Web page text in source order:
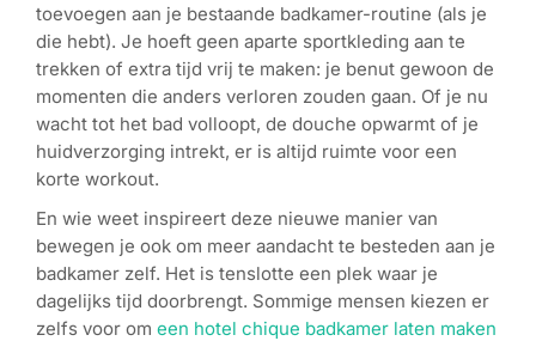
toevoegen aan je bestaande badkamer-routine (als je
die hebt). Je hoeft geen aparte sportkleding aan te
trekken of extra tijd vrij te maken: je benut gewoon de
momenten die anders verloren zouden gaan. Of je nu
wacht tot het bad volloopt, de douche opwarmt of je
huidverzorging intrekt, er is altijd ruimte voor een
korte workout.
En wie weet inspireert deze nieuwe manier van
bewegen je ook om meer aandacht te besteden aan je
badkamer zelf. Het is tenslotte een plek waar je
dagelijks tijd doorbrengt. Sommige mensen kiezen er
zelfs voor om een hotel chique badkamer laten maken